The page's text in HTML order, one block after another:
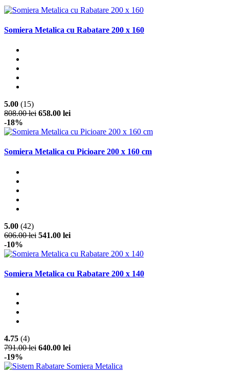
Somiera Metalica cu Rabatare 200 x 160
5.00 (15)
808.00 lei 658.00 lei
-18%
Somiera Metalica cu Picioare 200 x 160 cm
5.00 (42)
606.00 lei 541.00 lei
-10%
Somiera Metalica cu Rabatare 200 x 140
4.75 (4)
791.00 lei 640.00 lei
-19%